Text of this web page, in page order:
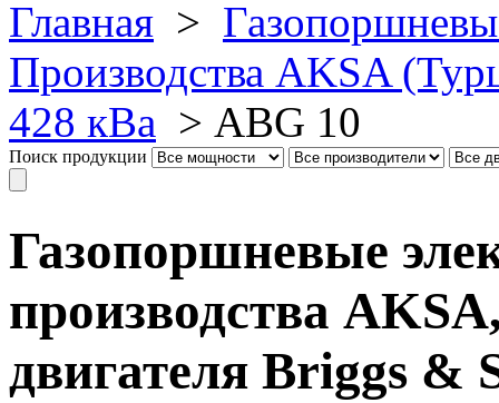
Главная >
Производства AKSA
428 кВа > ABG 10
Поиск продукции
Газопоршневые
производства
двигателя Briggs